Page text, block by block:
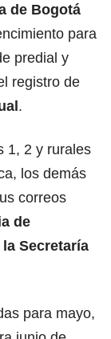
de Bogotá
para
predial y
registro de
.
1, 2 y rurales
los demás
correos
de
Secretaría
para mayo,